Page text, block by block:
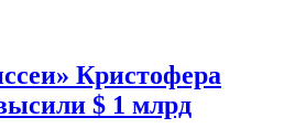
Кристофера
$ 1 млрд